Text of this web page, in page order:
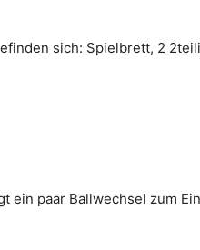
sich: Spielbrett, 2
ein paar Ballwechsel zum